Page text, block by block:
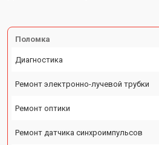
Поломка
Диагностика
Ремонт электронно-лучевой трубки
Ремонт оптики
Ремонт датчика синхроимпульсов